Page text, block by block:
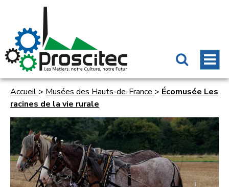
Accueil > Musées des Hauts-de-France > Écomusée Les
racines de la vie rurale